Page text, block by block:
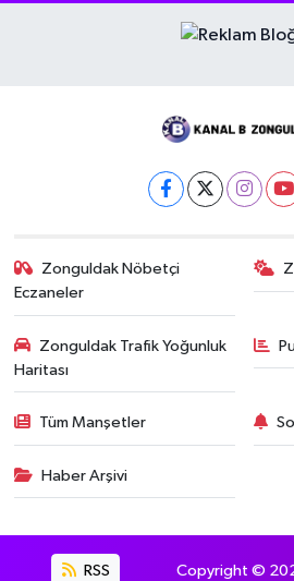
Zonguldak Nöbetçi
Eczaneler
Zonguldak Trafik Yoğunluk
Haritası
Tüm Manşetler
Haber Arşivi
RSS Copyright ©